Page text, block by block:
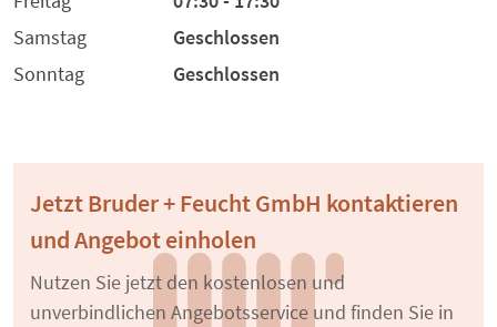
Samstag
Geschlossen
Sonntag
Geschlossen
Jetzt Bruder + Feucht GmbH kontaktieren
und Angebot einholen
Nutzen Sie jetzt den kostenlosen und
unverbindlichen Angebotsservice und finden Sie in